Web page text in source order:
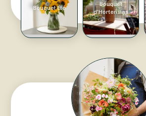
Bouquet Été
Bouquet
d'Hortensias